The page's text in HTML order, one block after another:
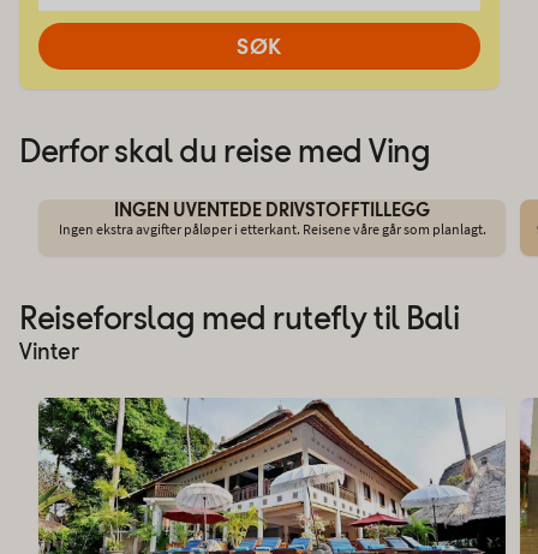
SØK
Derfor skal du reise med Ving
INGEN UVENTEDE DRIVSTOFFTILLEGG
Ingen ekstra avgifter påløper i etterkant. Reisene våre går som planlagt.
Reiseforslag med rutefly til Bali
Vinter